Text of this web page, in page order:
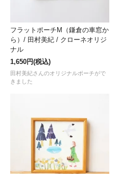
フラットポーチM（鎌倉の車窓か
ら）/ 田村美紀 / クローネオリジ
ナル
1,650円(税込)
田村美紀さんのオリジナルポーチがで
きました